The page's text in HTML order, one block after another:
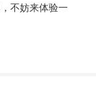
不妨来体验一